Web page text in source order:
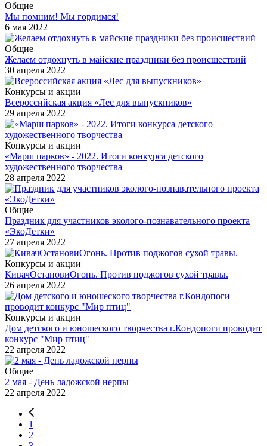
Общие
Мы помним! Мы гордимся!
6 мая 2022
Общие
Желаем отдохнуть в майские праздники без происшествий
30 апреля 2022
Конкурсы и акции
Всероссийская акция «Лес для выпускников»
29 апреля 2022
Конкурсы и акции
«Марш парков» - 2022. Итоги конкурса детского
художественного творчества
28 апреля 2022
Общие
Праздник для участников эколого-познавательного проекта
«ЭкоДетки»
27 апреля 2022
Конкурсы и акции
КивачОстановиОгонь. Против поджогов сухой травы.
26 апреля 2022
Конкурсы и акции
Дом детского и юношеского творчества г.Кондопоги проводит
конкурс "Мир птиц"
22 апреля 2022
Общие
2 мая - День ладожской нерпы
22 апреля 2022
1
2